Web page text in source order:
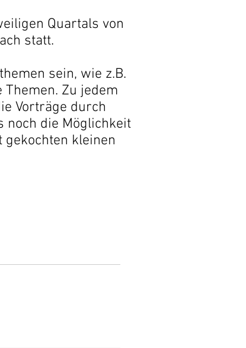
Quartals von
statt.
sein, wie z.B.
Zu jedem
Vorträge durch
noch die Möglichkeit
kleinen